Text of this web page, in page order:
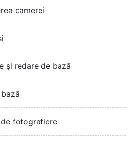
camerei
și redare de bază
fotografiere